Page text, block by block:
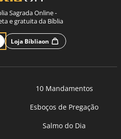
Sagrada Online -
e gratuita da Bíblia
Loja Bíbliaon
10 Mandamentos
Esboços de Pregação
Salmo do Dia